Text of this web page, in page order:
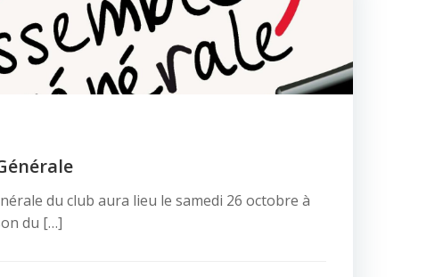
du club aura lieu le samedi 26 octobre à
du […]